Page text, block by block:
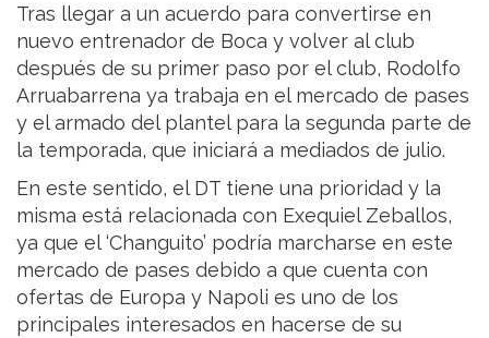
Tras llegar a un acuerdo para convertirse en
nuevo entrenador de Boca y volver al club
después de su primer paso por el club, Rodolfo
Arruabarrena ya trabaja en el mercado de pases
y el armado del plantel para la segunda parte de
la temporada, que iniciará a mediados de julio.
En este sentido, el DT tiene una prioridad y la
misma está relacionada con Exequiel Zeballos,
ya que el ‘Changuito’ podría marcharse en este
mercado de pases debido a que cuenta con
ofertas de Europa y Napoli es uno de los
principales interesados en hacerse de su